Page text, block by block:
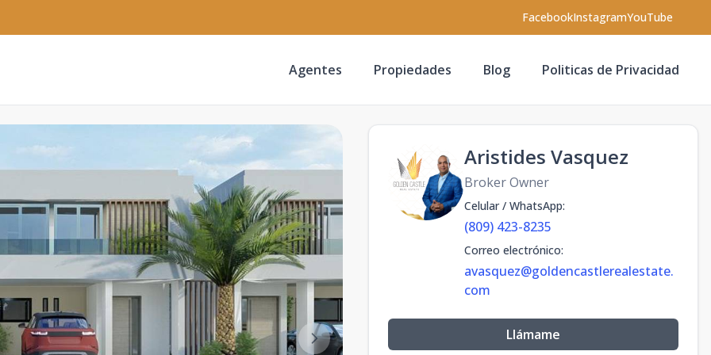
FacebookInstagramYouTube
Agentes Propiedades Blog Politicas de Privacidad
Aristides Vasquez
Broker Owner
Celular / WhatsApp:
(809) 423-8235
Correo electrónico:
avasquez@goldencastlerealestate.
com
Llámame